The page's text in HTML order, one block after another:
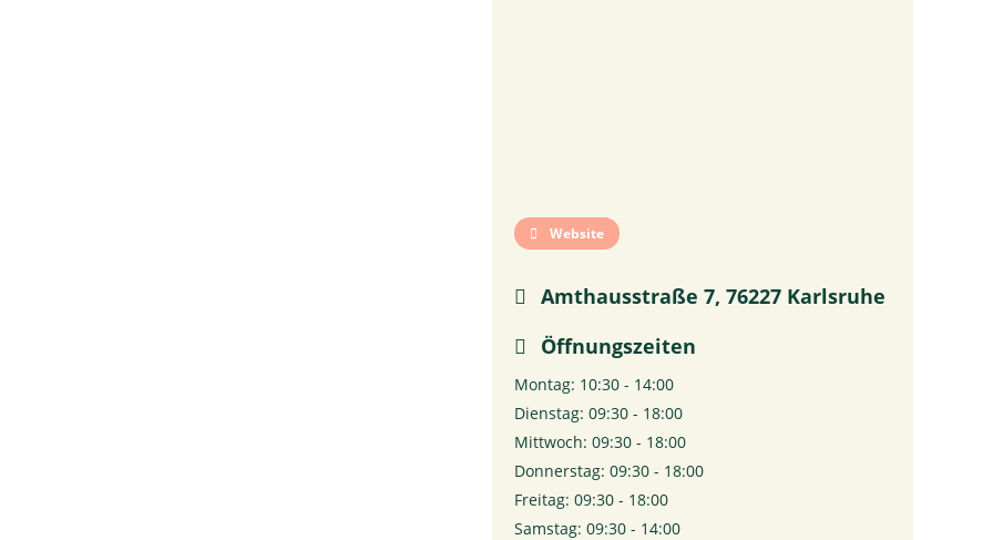
Website
Amthausstraße 7, 76227 Karlsruhe
Öffnungszeiten
Montag: 10:30 - 14:00
Dienstag: 09:30 - 18:00
Mittwoch: 09:30 - 18:00
Donnerstag: 09:30 - 18:00
Freitag: 09:30 - 18:00
Samstag: 09:30 - 14:00